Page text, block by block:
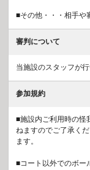
■その他・・・相手や
審判について
当施設のスタッフが行
参加規約
■施設内ご利用時の怪
ねますのでご了承く
ます。
■コート以外でのボー